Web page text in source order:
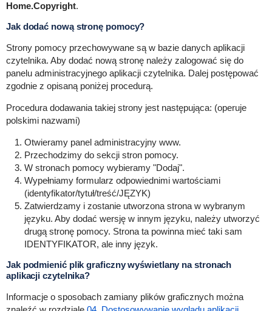
Home.Copyright.
Jak dodać nową stronę pomocy?
Strony pomocy przechowywane są w bazie danych aplikacji
czytelnika. Aby dodać nową stronę należy zalogować się do
panelu administracyjnego aplikacji czytelnika. Dalej postępować
zgodnie z opisaną poniżej procedurą.
Procedura dodawania takiej strony jest następująca: (operuje
polskimi nazwami)
Otwieramy panel administracyjny www.
Przechodzimy do sekcji stron pomocy.
W stronach pomocy wybieramy "Dodaj".
Wypełniamy formularz odpowiednimi wartościami
(identyfikator/tytuł/treść/JĘZYK)
Zatwierdzamy i zostanie utworzona strona w wybranym
języku. Aby dodać wersję w innym języku, należy utworzyć
drugą stronę pomocy. Strona ta powinna mieć taki sam
IDENTYFIKATOR, ale inny język.
Jak podmienić plik graficzny wyświetlany na stronach
aplikacji czytelnika?
Informacje o sposobach zamiany plików graficznych można